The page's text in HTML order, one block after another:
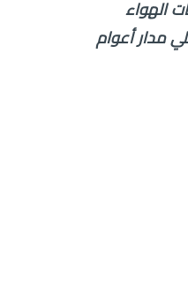
الهواء
مدار أعوام